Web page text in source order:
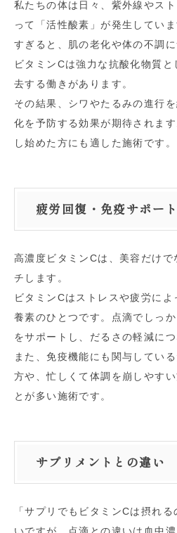
私たちの体は日々、紫外線やス
って「活性酸素」が発生してい
すぎると、肌の老化や体の不調に
ビタミンCは強力な抗酸化物質
去する働きがあります。
その結果、シワやたるみの進行
化を予防する効果が期待されま
し始めた方にも適した施術です。
疲労回復・免疫サポート
高濃度ビタミンCは、美容だけで
チします。
ビタミンCはストレスや疲労に
養素のひとつです。点滴でしっ
をサポートし、だるさの軽減に
また、免疫機能にも関与してい
方や、忙しくて体調を崩しやす
とが多い施術です。
サプリメントとの違い
「サプリでもビタミンCは摂れ